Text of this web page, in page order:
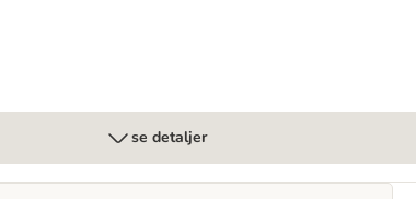
se detaljer